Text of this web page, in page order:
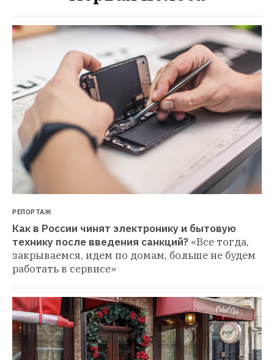
РЕПОРТАЖ
Как в России чинят электронику и бытовую
технику после введения санкций? «Все тогда,
закрываемся, идем по домам, больше не будем
работать в сервисе»